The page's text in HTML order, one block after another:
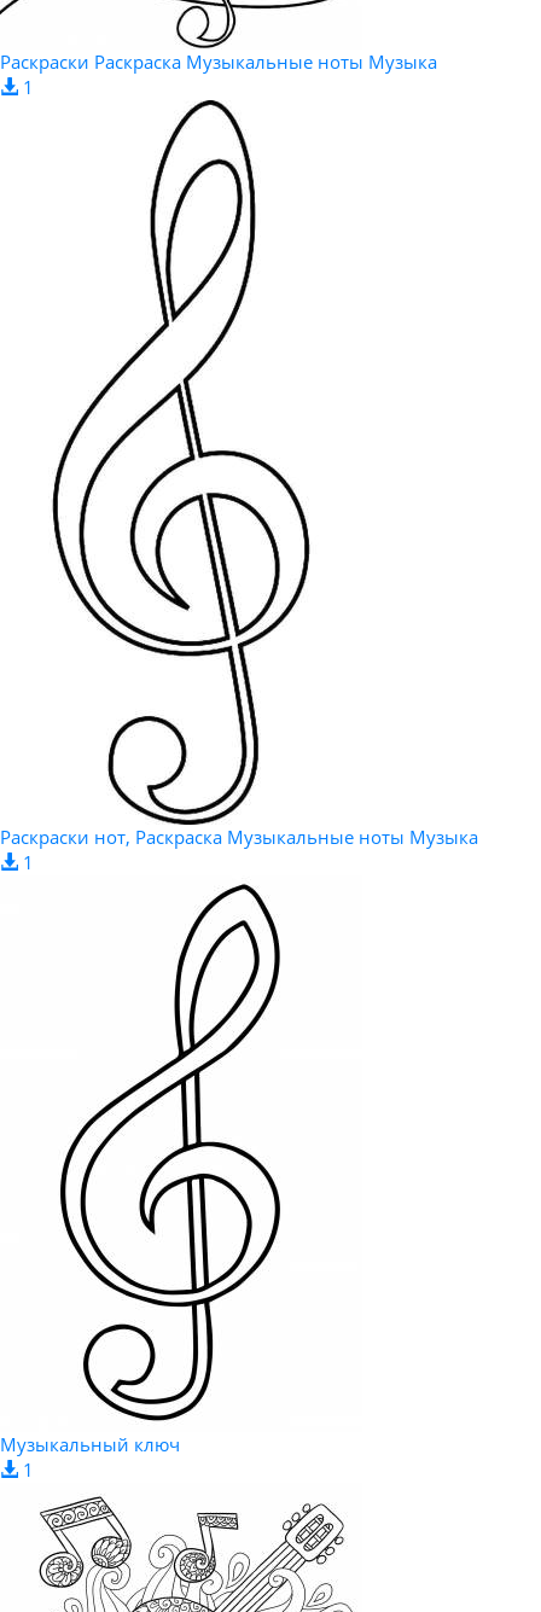
Раскраски Раскраска Музыкальные ноты Музыка
1
Раскраски нот, Раскраска Музыкальные ноты Музыка
1
Музыкальный ключ
1